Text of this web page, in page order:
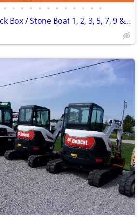
• • • • • • • • • • • •
Bedding Boxes / Rock Box / Stone Boat 1, 2, 3, 5, 7, 9 & 12 Cubic Yard